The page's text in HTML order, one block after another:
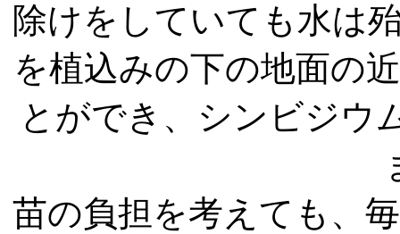
除けをしていても水は
を植込みの下の地面の
とができ、シンビジウ
苗の負担を考えても、